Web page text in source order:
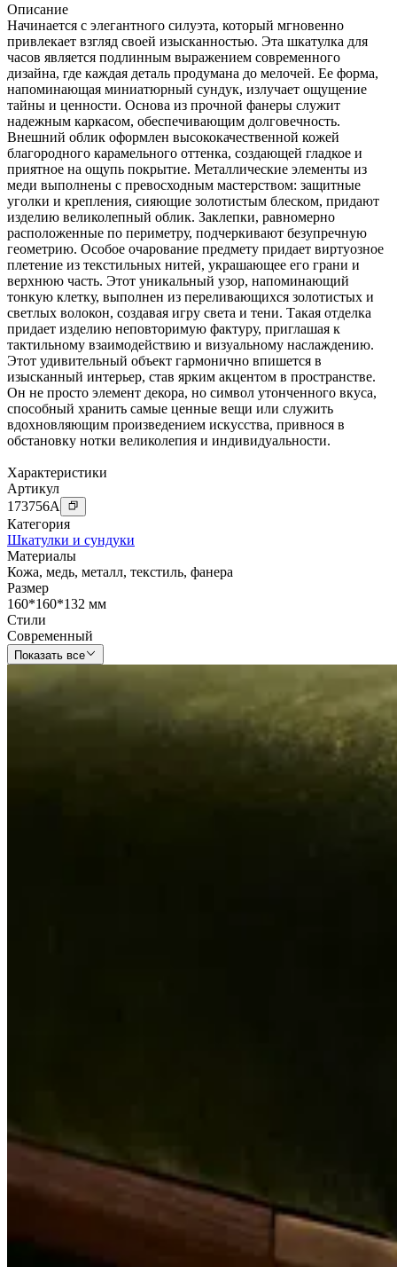
Описание
Начинается с элегантного силуэта, который мгновенно
привлекает взгляд своей изысканностью. Эта шкатулка для
часов является подлинным выражением современного
дизайна, где каждая деталь продумана до мелочей. Ее форма,
напоминающая миниатюрный сундук, излучает ощущение
тайны и ценности. Основа из прочной фанеры служит
надежным каркасом, обеспечивающим долговечность.
Внешний облик оформлен высококачественной кожей
благородного карамельного оттенка, создающей гладкое и
приятное на ощупь покрытие. Металлические элементы из
меди выполнены с превосходным мастерством: защитные
уголки и крепления, сияющие золотистым блеском, придают
изделию великолепный облик. Заклепки, равномерно
расположенные по периметру, подчеркивают безупречную
геометрию. Особое очарование предмету придает виртуозное
плетение из текстильных нитей, украшающее его грани и
верхнюю часть. Этот уникальный узор, напоминающий
тонкую клетку, выполнен из переливающихся золотистых и
светлых волокон, создавая игру света и тени. Такая отделка
придает изделию неповторимую фактуру, приглашая к
тактильному взаимодействию и визуальному наслаждению.
Этот удивительный объект гармонично впишется в
изысканный интерьер, став ярким акцентом в пространстве.
Он не просто элемент декора, но символ утонченного вкуса,
способный хранить самые ценные вещи или служить
вдохновляющим произведением искусства, привнося в
обстановку нотки великолепия и индивидуальности.
Характеристики
Артикул
173756A
Категория
Шкатулки и сундуки
Материалы
Кожа, медь, металл, текстиль, фанера
Размер
160*160*132 мм
Стили
Современный
Показать все